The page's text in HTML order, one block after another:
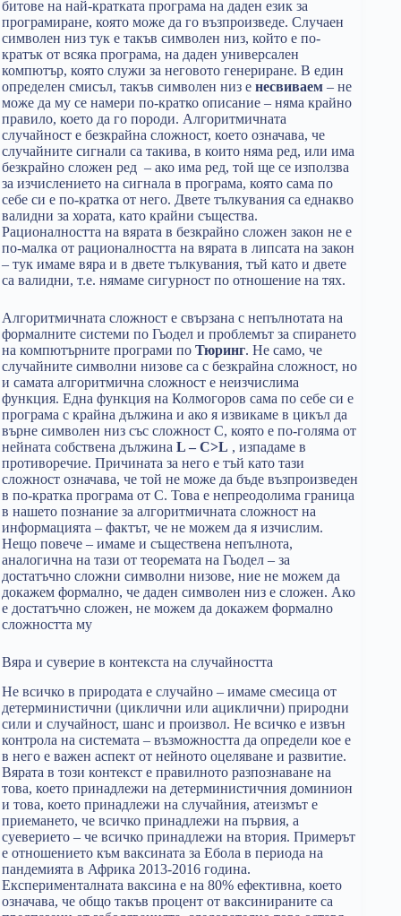
битове на най-кратката програма на даден език за
програмиране, която може да го възпроизведе. Случаен
символен низ тук е такъв символен низ, който е по-
кратък от всяка програма, на даден универсален
компютър, която служи за неговото генериране. В един
определен смисъл, такъв символен низ е несвиваем – не
може да му се намери по-кратко описание – няма крайно
правило, което да го породи. Алгоритмичната
случайност е безкрайна сложност, което означава, че
случайните сигнали са такива, в които няма ред, или има
безкрайно сложен ред – ако има ред, той ще се използва
за изчислението на сигнала в програма, която сама по
себе си е по-кратка от него. Двете тълкувания са еднакво
валидни за хората, като крайни същества.
Рационалността на вярата в безкрайно сложен закон не е
по-малка от рационалността на вярата в липсата на закон
– тук имаме вяра и в двете тълкувания, тъй като и двете
са валидни, т.е. нямаме сигурност по отношение на тях.
Алгоритмичната сложност е свързана с непълнотата на
формалните системи по Гьодел и проблемът за спирането
на компютърните програми по Тюринг. Не само, че
случайните символни низове са с безкрайна сложност, но
и самата алгоритмична сложност е неизчислима
функция. Една функция на Колмогоров сама по себе си е
програма с крайна дължина и ако я извикаме в цикъл да
върне символен низ със сложност C, която е по-голяма от
нейната собствена дължина L – C>L , изпадаме в
противоречие. Причината за него е тъй като тази
сложност означава, че той не може да бъде възпроизведен
в по-кратка програма от C. Това е непреодолима граница
в нашето познание за алгоритмичната сложност на
информацията – фактът, че не можем да я изчислим.
Нещо повече – имаме и съществена непълнота,
аналогична на тази от теоремата на Гьодел – за
достатъчно сложни символни низове, ние не можем да
докажем формално, че даден символен низ е сложен. Ако
е достатъчно сложен, не можем да докажем формално
сложността му
Вяра и суверие в контекста на случайността
Не всичко в природата е случайно – имаме смесица от
детерминистични (циклични или ациклични) природни
сили и случайност, шанс и произвол. Не всичко е извън
контрола на системата – възможността да определи кое е
в него е важен аспект от нейното оцеляване и развитие.
Вярата в този контекст е правилното разпознаване на
това, което принадлежи на детерминистичния доминион
и това, което принадлежи на случайния, атеизмът е
приемането, че всичко принадлежи на първия, а
суеверието – че всичко принадлежи на втория. Примерът
е отношението към ваксината за Ебола в периода на
пандемията в Африка 2013-2016 година.
Експерименталната ваксина е на 80% ефективна, което
означава, че общо такъв процент от ваксинираните са